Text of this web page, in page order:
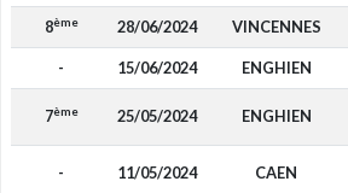
8ème 28/06/2024 VINCENNES
- 15/06/2024 ENGHIEN
7ème 25/05/2024 ENGHIEN
- 11/05/2024 CAEN